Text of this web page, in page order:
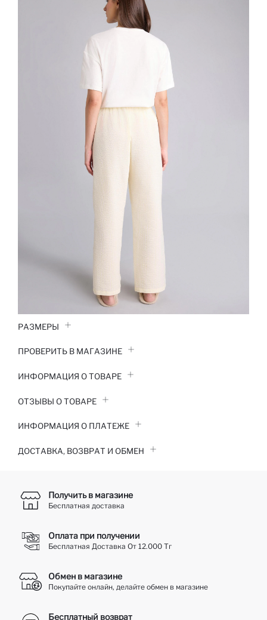
РАЗМЕРЫ
ПРОВЕРИТЬ В МАГАЗИНЕ
ИНФОРМАЦИЯ О ТОВАРЕ
ОТЗЫВЫ О ТОВАРЕ
ИНФОРМАЦИЯ О ПЛАТЕЖЕ
ДОСТАВКА, ВОЗВРАТ И ОБМЕН
Получить в магазине
Бесплатная доставка
Оплата при получении
Бесплатная Доставка От 12.000 Тг
Обмен в магазине
Покупайте онлайн, делайте обмен в магазине
Бесплатный возврат